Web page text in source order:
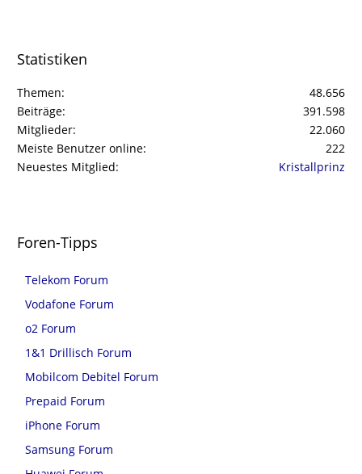
Statistiken
Themen
48.656
Beiträge
391.598
Mitglieder
22.060
Meiste Benutzer online
222
Neuestes Mitglied
Kristallprinz
Foren-Tipps
Telekom Forum
Vodafone Forum
o2 Forum
1&1 Drillisch Forum
Mobilcom Debitel Forum
Prepaid Forum
iPhone Forum
Samsung Forum